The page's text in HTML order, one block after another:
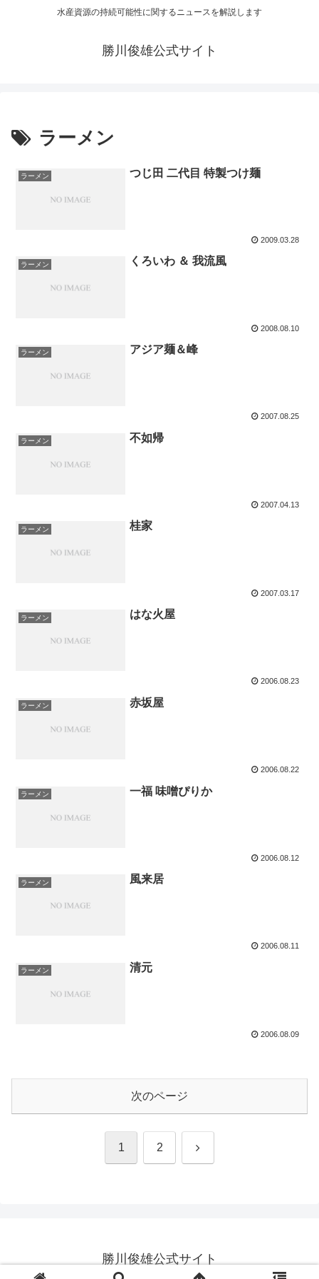
水産資源の持続可能性に関するニュースを解説します
勝川俊雄公式サイト
ラーメン
ラーメン つじ田 二代目 特製つけ麺
2009.03.28
ラーメン くろいわ ＆ 我流風
2008.08.10
ラーメン アジア麺＆峰
2007.08.25
ラーメン 不如帰
2007.04.13
ラーメン 桂家
2007.03.17
ラーメン はな火屋
2006.08.23
ラーメン 赤坂屋
2006.08.22
ラーメン 一福 味噌ぴりか
2006.08.12
ラーメン 風来居
2006.08.11
ラーメン 清元
2006.08.09
次のページ
1 2 次
勝川俊雄公式サイト